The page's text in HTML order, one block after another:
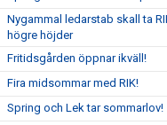
Nygammal ledarstab skall ta
högre höjder
Fritidsgården öppnar ikväll!
Fira midsommar med RIK!
Spring och Lek tar sommarlov!